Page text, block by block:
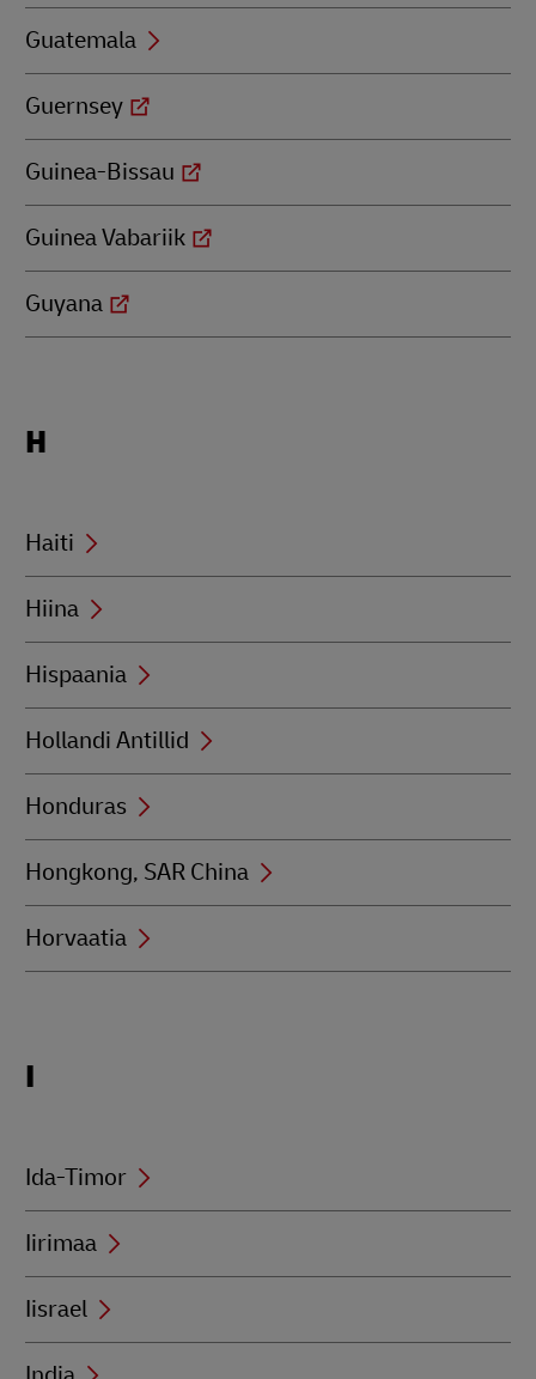
Guatemala
Guernsey
Guinea-Bissau
Guinea Vabariik
Guyana
beginning
H
Haiti
Hiina
Hispaania
Hollandi Antillid
Honduras
Hongkong, SAR China
Horvaatia
I
Ida-Timor
Iirimaa
Iisrael